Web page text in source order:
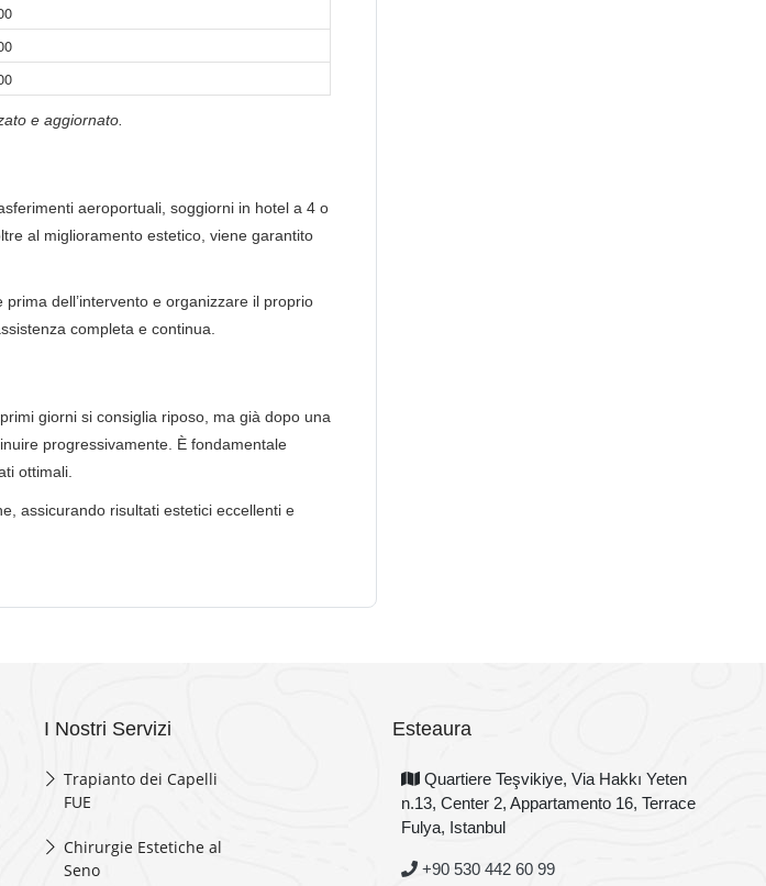
e aggiornato.
aeroportuali, soggiorni in hotel a 4 o
al miglioramento estetico, viene garantito
dell’intervento e organizzare il proprio
completa e continua.
giorni si consiglia riposo, ma già dopo una
progressivamente. È fondamentale
ottimali.
assicurando risultati estetici eccellenti e
I Nostri Servizi
Trapianto dei Capelli
FUE
Chirurgie Estetiche al
Seno
Esteaura
Quartiere Teşvikiye, Via Hakkı Yeten
n.13, Center 2, Appartamento 16, Terrace
Fulya, Istanbul
+90 530 442 60 99